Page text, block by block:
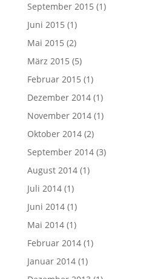
September 2015 (1)
Juni 2015 (1)
Mai 2015 (2)
März 2015 (5)
Februar 2015 (1)
Dezember 2014(1)
November 2014(1)
Oktober 2014(2)
September 2014(3)
August 2014(1)
Juli 2014(1)
Juni 2014(1)
Mai 2014(1)
Februar 2014(1)
Januar 2014(1)